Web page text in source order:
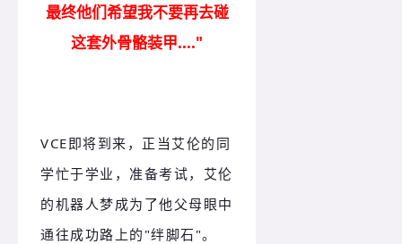
最终他们希望我不要再去碰
这套外骨骼装甲...."
VCE即将到来，正当艾伦的同
学忙于学业，准备考试，艾伦
的机器人梦成为了他父母眼中
通往成功路上的"绊脚石"。